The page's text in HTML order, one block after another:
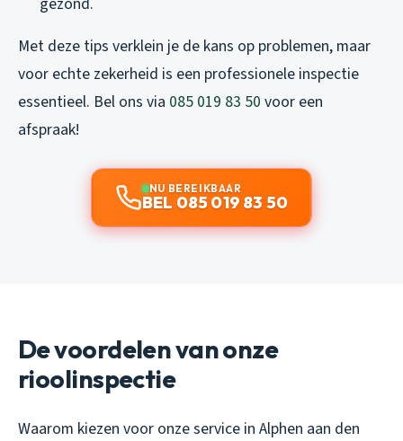
Met deze tips verklein je de kans op problemen, maar
voor echte zekerheid is een professionele inspectie
essentieel. Bel ons via 085 019 83 50 voor een
afspraak!
NU BEREIKBAAR
BEL 085 019 83 50
De voordelen van onze
rioolinspectie
Waarom kiezen voor onze service in Alphen aan den